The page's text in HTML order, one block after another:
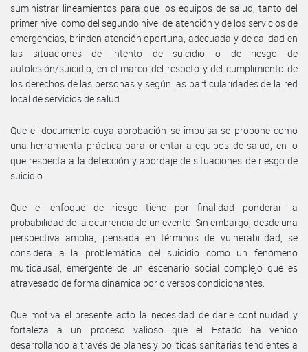
suministrar lineamientos para que los equipos de salud, tanto del
primer nivel como del segundo nivel de atención y de los servicios de
emergencias, brinden atención oportuna, adecuada y de calidad en
las situaciones de intento de suicidio o de riesgo de
autolesión/suicidio, en el marco del respeto y del cumplimiento de
los derechos de las personas y según las particularidades de la red
local de servicios de salud.
Que el documento cuya aprobación se impulsa se propone como
una herramienta práctica para orientar a equipos de salud, en lo
que respecta a la detección y abordaje de situaciones de riesgo de
suicidio.
Que el enfoque de riesgo tiene por finalidad ponderar la
probabilidad de la ocurrencia de un evento. Sin embargo, desde una
perspectiva amplia, pensada en términos de vulnerabilidad, se
considera a la problemática del suicidio como un fenómeno
multicausal, emergente de un escenario social complejo que es
atravesado de forma dinámica por diversos condicionantes.
Que motiva el presente acto la necesidad de darle continuidad y
fortaleza a un proceso valioso que el Estado ha venido
desarrollando a través de planes y políticas sanitarias tendientes a